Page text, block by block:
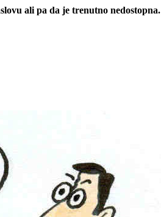
ali pa da je trenutno nedostopna.